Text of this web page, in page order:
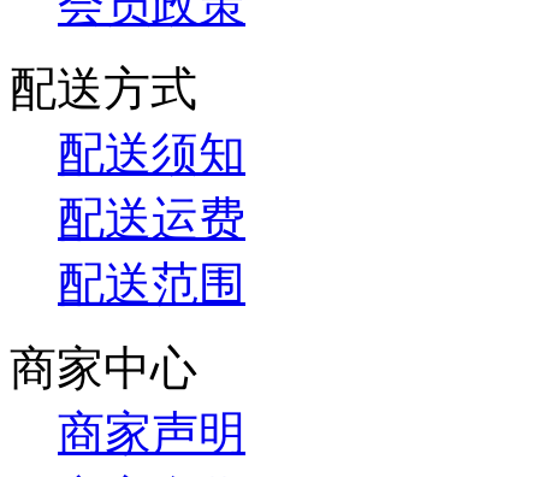
配送方式
配送须知
配送运费
配送范围
商家中心
商家声明